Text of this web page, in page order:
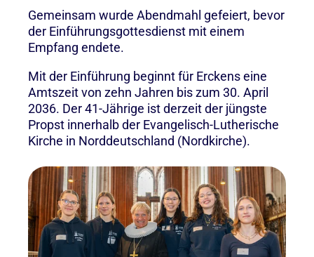
Gemeinsam wurde Abendmahl gefeiert, bevor
der Einführungsgottesdienst mit einem
Empfang endete.
Mit der Einführung beginnt für Erckens eine
Amtszeit von zehn Jahren bis zum 30. April
2036. Der 41-Jährige ist derzeit der jüngste
Propst innerhalb der Evangelisch-Lutherische
Kirche in Norddeutschland (Nordkirche).